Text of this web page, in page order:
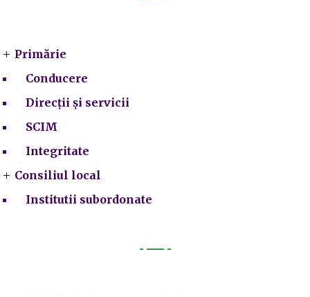
Primărie
Conducere
Direcții și servicii
SCIM
Integritate
Consiliul local
Institutii subordonate